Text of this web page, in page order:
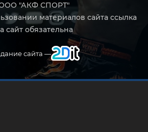
"АКФ СПОРТ"
материалов сайта ссылка
сайт обязательна
сайта —